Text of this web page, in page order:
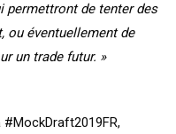
permettront de tenter des
ou éventuellement de
un trade futur. »
#MockDraft2019FR,